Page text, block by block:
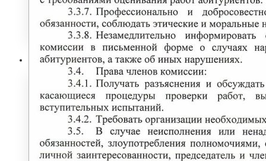
ОБЩЕОБРАЗОВАТЕЛЬНЫЕ
ПРОГРАММЫ
Наука и Инновации
НАУЧНО-ИССЛЕДОВАТЕЛЬСКАЯ
ДЕЯТЕЛЬНОСТЬ
ОТДЕЛЫ И УПРАВЛЕНИЕ
ПАТЕНТЫ